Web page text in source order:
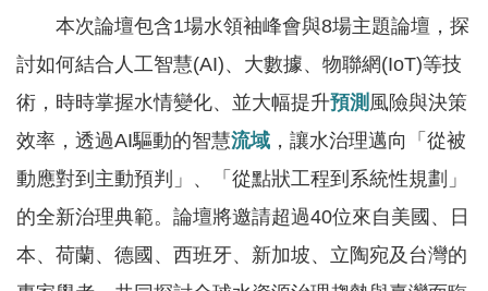
告
訊
息
便
民
務
本次論壇包含1場水領袖峰會與8場主題論壇，探
討如何結合人工智慧(AI)、大數據、物聯網(IoT)等技
術，時時掌握水情變化、並大幅提升預測 風險與決策
效率，透過AI驅動的智慧流域 ，讓水治理邁向「從被
動應對到主動預判」、「從點狀工程到系統性規劃」
的全新治理典範。論壇將邀請超過40位來自美國、日
本、荷蘭、德國、西班牙、新加坡、立陶宛及台灣的